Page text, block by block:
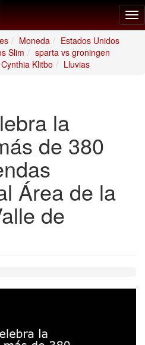
Moneda
Estados Unidos
Slim
sparta vs groningen
Cynthia Klitbo Lluvias
la
de 380
Área de la
de